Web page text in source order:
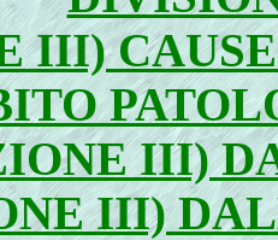
III)
III)
III)